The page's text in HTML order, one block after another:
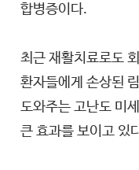
합병증이다.
최근 재활치료로도
환자들에게 손상된
도와주는 고난도 미
큰 효과를 보이고 있